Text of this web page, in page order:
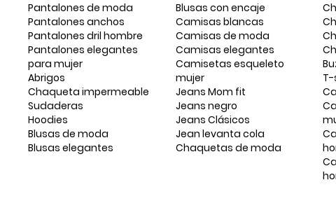
Pantalones de moda
Pantalones anchos
Pantalones dril hombre
Pantalones elegantes
para mujer
Abrigos
Chaqueta impermeable
Sudaderas
Hoodies
Blusas de moda
Blusas elegantes
Blusas con encaje
Camisas blancas
Camisas de moda
Camisas elegantes
Camisetas esqueleto
mujer
Jeans Mom fit
Jeans negro
Jeans Clásicos
Jean levanta cola
Chaquetas de moda